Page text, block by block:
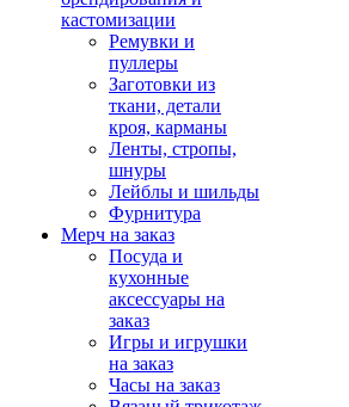
кастомизации
Ремувки и
пуллеры
Заготовки из
ткани, детали
кроя, карманы
Ленты, стропы,
шнуры
Лейблы и шильды
Фурнитура
Мерч на заказ
Посуда и
кухонные
аксессуары на
заказ
Игры и игрушки
на заказ
Часы на заказ